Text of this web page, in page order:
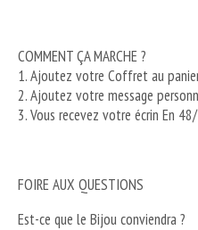
COMMENT ÇA MARCHE ?
1. Ajoutez votre Coffret au
2. Ajoutez votre message
3. Vous recevez votre écrin En
FOIRE AUX QUESTIONS
Est-ce que le Bijou conviendra ?